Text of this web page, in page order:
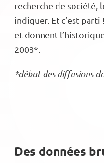
recherche de société,
indiquer. Et c’est parti
et donnent
2008*.
*début des diffusions
Des données